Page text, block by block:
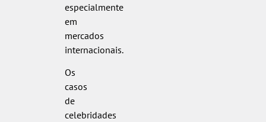
especialmente
em
mercados
internacionais.
Os
casos
de
celebridades